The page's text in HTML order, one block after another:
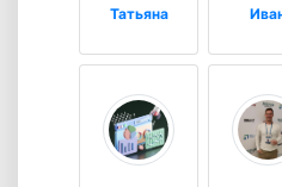
Татьяна